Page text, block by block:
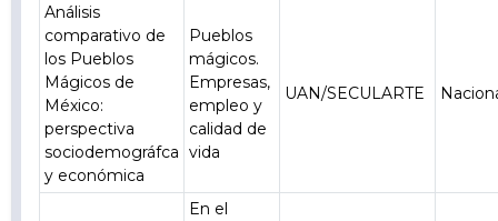
Análisis
comparativo de
los Pueblos
Mágicos de
México:
perspectiva
sociodemográfca
y económica
Pueblos
mágicos.
Empresas,
empleo y
calidad de
vida
UAN/SECULARTE
En el